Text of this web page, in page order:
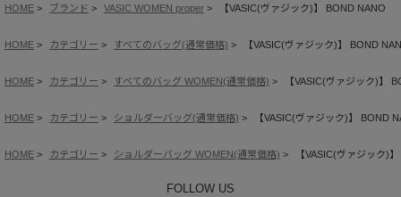
HOME ブランド VASIC WOMEN proper 【VASIC(ヴァジック)】 BOND NANO
HOME カテゴリー すべてのバッグ(通常価格) 【VASIC(ヴァジック)】 BOND
HOME カテゴリー すべてのバッグ WOMEN(通常価格) 【VASIC(ヴァジック)】
HOME カテゴリー ショルダーバッグ(通常価格) 【VASIC(ヴァジック)】 BOND
HOME カテゴリー ショルダーバッグ WOMEN(通常価格) 【VASIC(ヴァジック)
FOLLOW US